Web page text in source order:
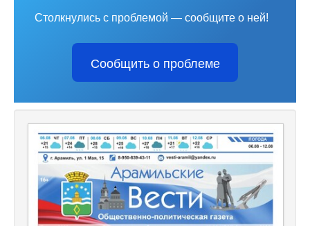
Столкнулись с проблемой — сообщите о ней!
Сообщить о проблеме